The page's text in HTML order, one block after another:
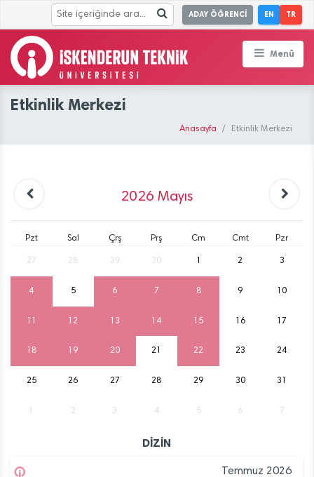
ADAY ÖĞRENCİ EN TR
Menü
Etkinlik Merkezi
Anasayfa Etkinlik Merkezi
2026 Mayıs
Pzt Sal Çrş Prş Cm Cmt Pzr
27 28 29 30 2 3
4 5 6 7 8 9 10
12 13 14 15 16 17
18 19 20 21 22 23 24
25 26 27 28 29 30 31
2 3 4 5 6 7
DİZİN
Temmuz 2026